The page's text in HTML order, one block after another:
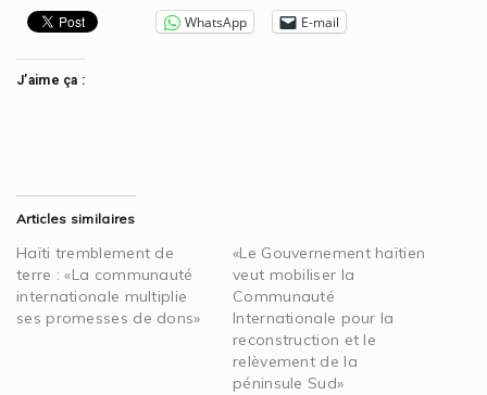
WhatsApp E-mail
J’aime ça :
Articles similaires
Haïti tremblement de
terre : «La communauté
internationale multiplie
ses promesses de dons»
«Le Gouvernement haïtien
veut mobiliser la
Communauté
Internationale pour la
reconstruction et le
relèvement de la
péninsule Sud»